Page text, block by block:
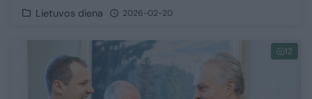
Lietuvos diena 2026-02-20
12